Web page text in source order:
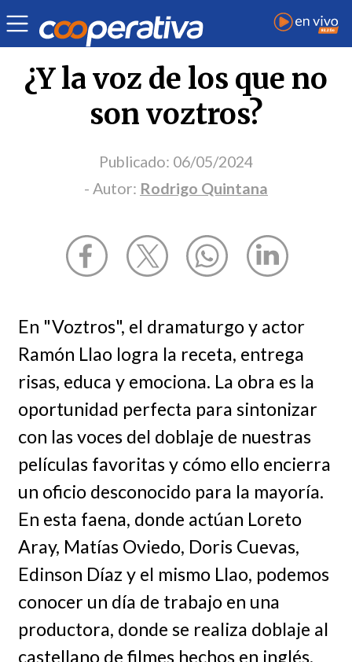
Opinión | Rodrigo Quintana
¿Y la voz de los que no
son voztros?
Publicado: 06/05/2024
- Autor: Rodrigo Quintana
En "Voztros", el dramaturgo y actor
Ramón Llao logra la receta, entrega
risas, educa y emociona. La obra es la
oportunidad perfecta para sintonizar
con las voces del doblaje de nuestras
películas favoritas y cómo ello encierra
un oficio desconocido para la mayoría.
En esta faena, donde actúan Loreto
Aray, Matías Oviedo, Doris Cuevas,
Edinson Díaz y el mismo Llao, podemos
conocer un día de trabajo en una
productora, donde se realiza doblaje al
castellano de filmes hechos en inglés.